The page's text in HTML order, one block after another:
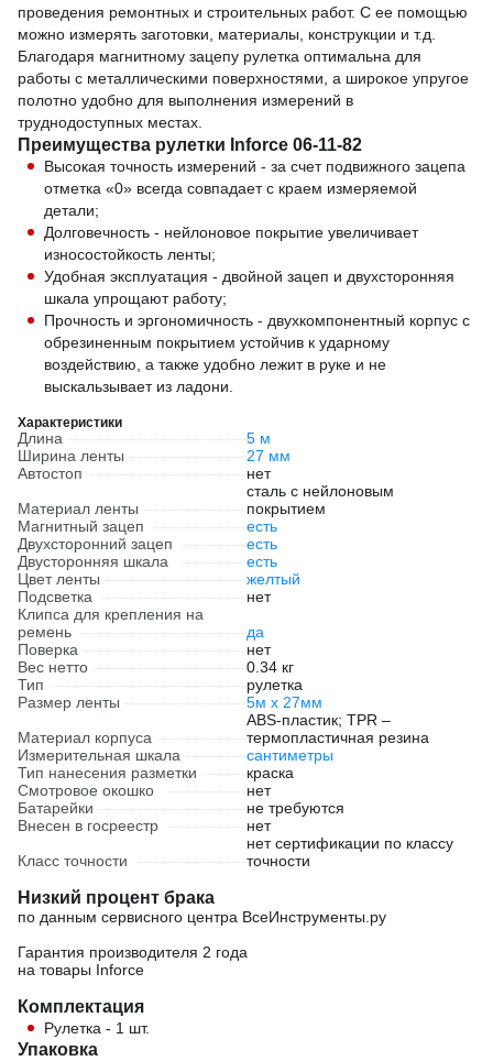
проведения ремонтных и строительных работ. С ее помощью
можно измерять заготовки, материалы, конструкции и т.д.
Благодаря магнитному зацепу рулетка оптимальна для
работы с металлическими поверхностями, а широкое упругое
полотно удобно для выполнения измерений в
труднодоступных местах.
Преимущества рулетки Inforce 06-11-82
Высокая точность измерений - за счет подвижного зацепа
отметка «0» всегда совпадает с краем измеряемой
детали;
Долговечность - нейлоновое покрытие увеличивает
износостойкость ленты;
Удобная эксплуатация - двойной зацеп и двухсторонняя
шкала упрощают работу;
Прочность и эргономичность - двухкомпонентный корпус с
обрезиненным покрытием устойчив к ударному
воздействию, а также удобно лежит в руке и не
выскальзывает из ладони.
Характеристики
Длина
5 м
Ширина ленты
27 мм
Автостоп
нет
Материал ленты
сталь с нейлоновым
покрытием
Магнитный зацеп
есть
Двухсторонний зацеп
есть
Двусторонняя шкала
есть
Цвет ленты
желтый
Подсветка
нет
Клипса для крепления на
ремень
да
Поверка
нет
Вес нетто
0.34 кг
Тип
рулетка
Размер ленты
5м х 27мм
Материал корпуса
ABS-пластик; TPR –
термопластичная резина
Измерительная шкала
сантиметры
Тип нанесения разметки
краска
Смотровое окошко
нет
Батарейки
не требуются
Внесен в госреестр
нет
Класс точности
нет сертификации по классу
точности
Низкий процент брака
по данным сервисного центра ВсеИнструменты.ру
Гарантия производителя 2 года
на товары Inforce
Комплектация
Рулетка - 1 шт.
Упаковка